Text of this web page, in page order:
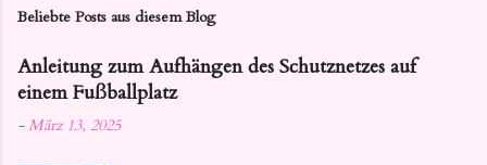
Beliebte Posts aus diesem Blog
Anleitung zum Aufhängen des Schutznetzes auf
einem Fußballplatz
-März 13, 2025